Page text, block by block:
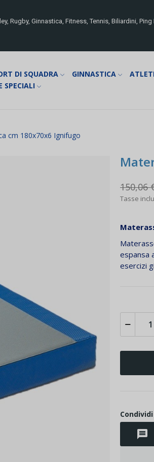
Rugby, Ginnastica, Fitness, Tennis, Biliardini, Ping
DI SQUADRA GINNASTICA
SPECIALI
cm 180x70x6 Ignifugo
150,06
Tasse
espansa
esercizi
Condividi
message